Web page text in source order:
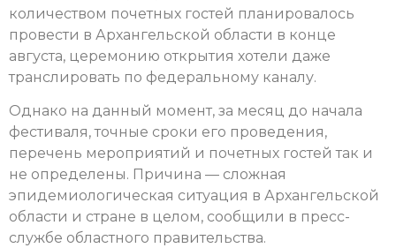
количеством почетных гостей планировалось
провести в Архангельской области в конце
августа, церемонию открытия хотели даже
транслировать по федеральному каналу.
Однако на данный момент, за месяц до начала
фестиваля, точные сроки его проведения,
перечень мероприятий и почетных гостей так и
не определены. Причина — сложная
эпидемиологическая ситуация в Архангельской
области и стране в целом, сообщили в пресс-
службе областного правительства.